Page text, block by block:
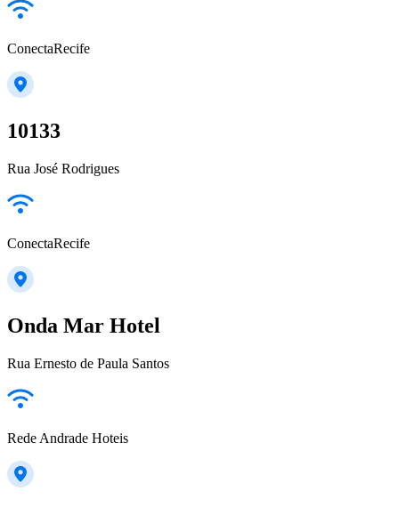
ConectaRecife
10133
Rua José Rodrigues
ConectaRecife
Onda Mar Hotel
Rua Ernesto de Paula Santos
Rede Andrade Hoteis